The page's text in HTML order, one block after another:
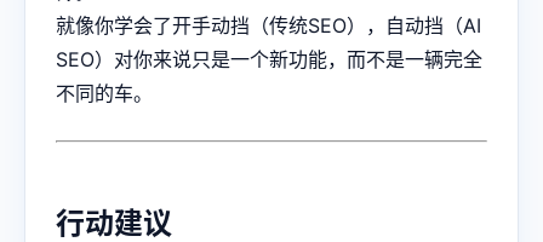
就像你学会了开手动挡（传统SEO），自动挡（AI
SEO）对你来说只是一个新功能，而不是一辆完全
不同的车。
行动建议